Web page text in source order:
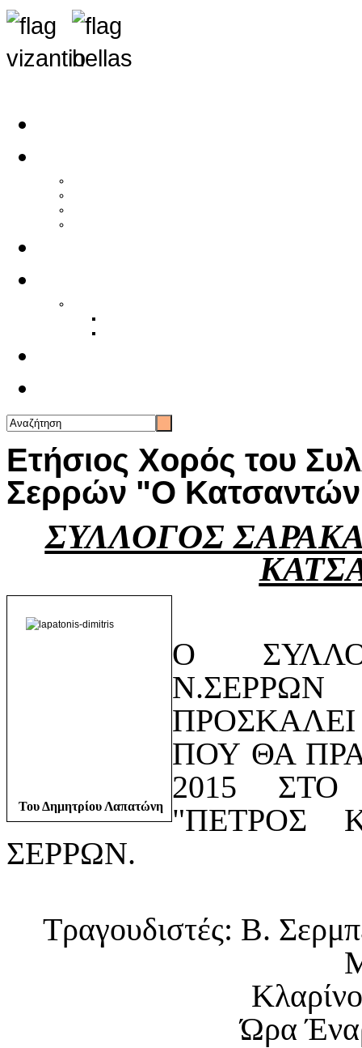
Ετήσιος Χορός του
Σερρών "Ο
ΣΥΛΛΟΓΟΣ
Του Δημητρίου Λαπατώνη
Ο
ΠΟΥ ΘΑ
2015 ΣΤΟ
"ΠΕΤΡΟΣ
ΣΕΡΡΩΝ.
Τραγουδιστές: Β.
Ώρα